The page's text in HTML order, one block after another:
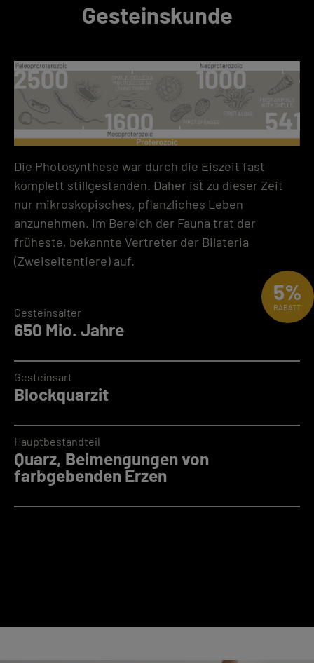
Gesteinskunde
Die Photosynthese war durch die Eiszeit fast
komplett stillgestanden. Daher ist zu dieser Zeit
nur mikroskopisches, pflanzliches Leben
anzunehmen. Im Bereich der Fauna trat der
früheste, bekannte Vertreter der Bilateria
(Zweiseitentiere) auf.
650 Mio. Jahre
Gesteinsalter
Blockquarzit
Gesteinsart
Quarz, Beimengungen von
farbgebenden Erzen
Hauptbestandteil
5%
RABATT